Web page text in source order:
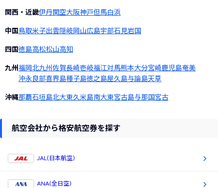
関西・近畿伊丹関空大阪神戸但馬白浜
中国鳥取米子出雲隠岐岡山広島宇部石見岩国
四国徳島高松松山高知
九州福岡北九州佐賀長崎壱岐福江対馬熊本大分宮崎鹿児島奄美
沖永良部喜界島種子島徳之島屋久島与論島天草
沖縄那覇石垣島北大東久米島南大東宮古島与那国宮古
航空会社から格安航空券を探す
JAL(日本航空)
ANA(全日空)